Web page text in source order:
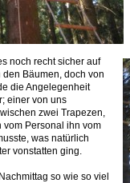
noch recht sicher auf
Bäumen, doch von
die Angelegenheit
einer von uns
zwei Trapezen,
Personal ihn vom
was natürlich
vonstatten ging.
so wie so viel